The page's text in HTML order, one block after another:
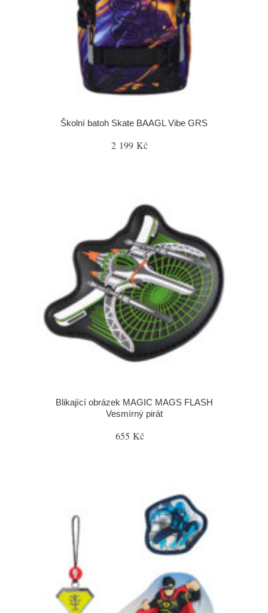
Školní batoh Skate BAAGL Vibe GRS
2 199 Kč
Blikající obrázek MAGIC MAGS FLASH
Vesmírný pirát
655 Kč